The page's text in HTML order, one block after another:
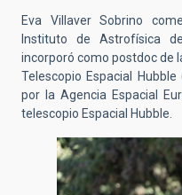
Eva Villaver Sobrino
Instituto de Astrofísica
incorporó como postdoc de
Telescopio Espacial
por la Agencia Espacial
telescopio Espacial Hubble.